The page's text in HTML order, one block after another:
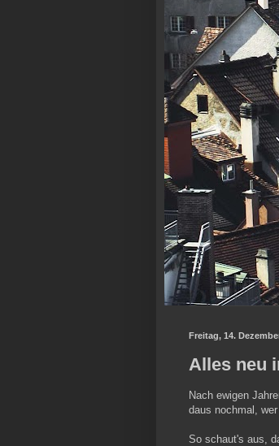
Freitag, 14.
Alles neu
Nach ewigen
daus nochmal,
So schaut's aus,